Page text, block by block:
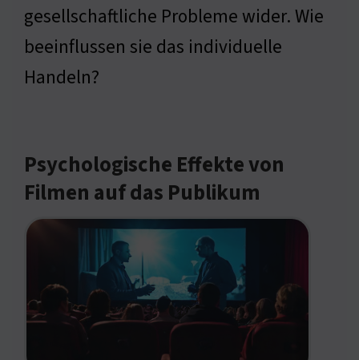
gesellschaftliche Probleme wider. Wie
beeinflussen sie das individuelle
Handeln?
Psychologische Effekte von
Filmen auf das Publikum